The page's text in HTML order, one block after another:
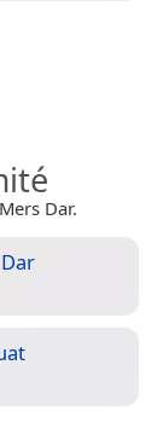
Dar.